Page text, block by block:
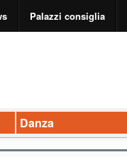
Palazzi consiglia
Danza